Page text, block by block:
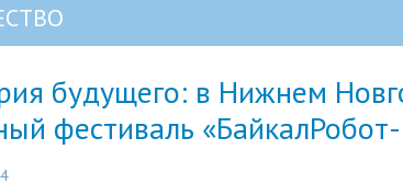
будущего: в Нижнем
фестиваль